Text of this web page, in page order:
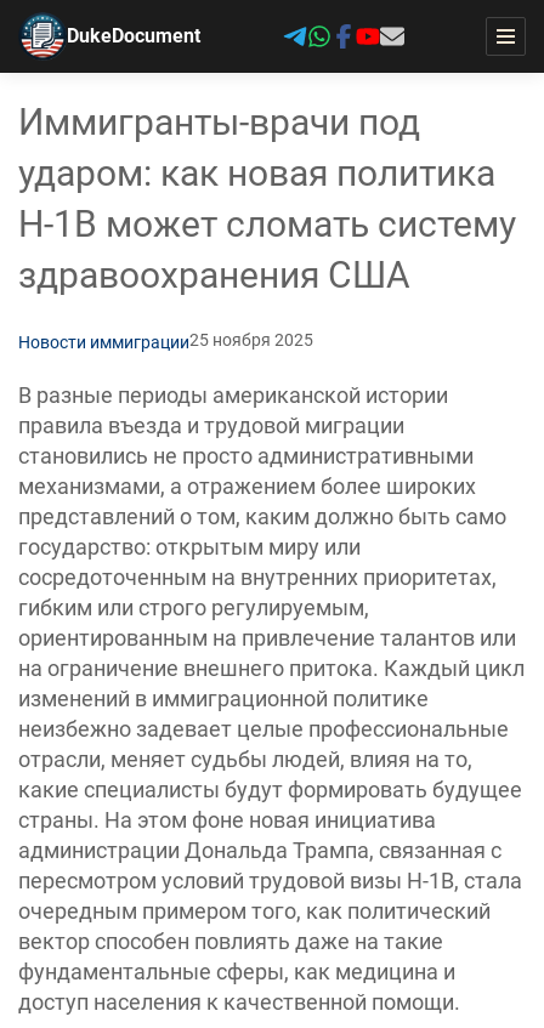
DukeDocument
Иммигранты-врачи под
ударом: как новая политика
H-1B может сломать систему
здравоохранения США
Новости иммиграции25 ноября 2025
В разные периоды американской истории
правила въезда и трудовой миграции
становились не просто административными
механизмами, а отражением более широких
представлений о том, каким должно быть само
государство: открытым миру или
сосредоточенным на внутренних приоритетах,
гибким или строго регулируемым,
ориентированным на привлечение талантов или
на ограничение внешнего притока. Каждый цикл
изменений в иммиграционной политике
неизбежно задевает целые профессиональные
отрасли, меняет судьбы людей, влияя на то,
какие специалисты будут формировать будущее
страны. На этом фоне новая инициатива
администрации Дональда Трампа, связанная с
пересмотром условий трудовой визы H-1B, стала
очередным примером того, как политический
вектор способен повлиять даже на такие
фундаментальные сферы, как медицина и
доступ населения к качественной помощи.